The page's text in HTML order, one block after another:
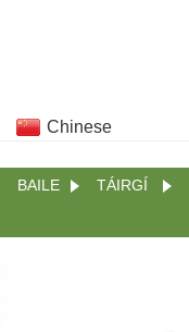
Chinese
BAILE TÁIRGÍ